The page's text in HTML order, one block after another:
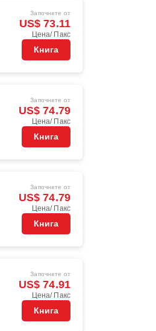
Започнете от
US$ 73.11
Цена/ Пакс
Книга
Започнете от
US$ 74.79
Цена/ Пакс
Книга
Започнете от
US$ 74.79
Цена/ Пакс
Книга
Започнете от
US$ 74.91
Цена/ Пакс
Книга